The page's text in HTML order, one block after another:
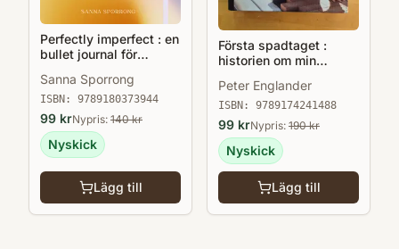
Perfectly imperfect : en
bullet journal för
Sanna Sporrong
ISBN: 9789180373944
99 krNypris: 140kr
Nyskick
Lägg till
Första spadtaget :
historien om min
till ...
Peter Englander
ISBN: 9789174241488
99 krNypris: 190kr
Nyskick
Lägg till